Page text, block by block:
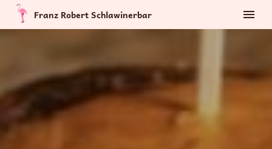
Franz Robert Schlawinerbar